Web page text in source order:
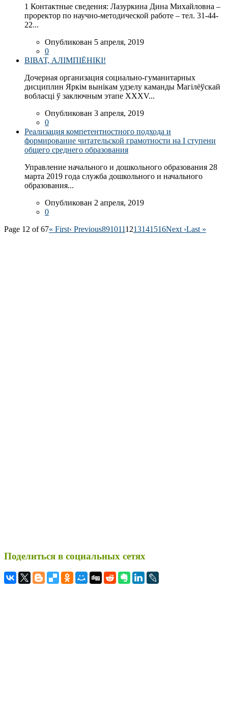
1 Контактные сведения: Лазуркина Дина Михайловна –
проректор по научно-методической работе – тел. 31-44-
22...
Опубликован 5 апреля, 2019
0
ВІВАТ, АЛІМПІЁНІКІ!
Дочерная организация социально-гуманитарных
дисциплин Яркім вынікам удзелу каманды Магілёўскай
вобласці ў заключным этапе XXXV...
Опубликован 3 апреля, 2019
0
Реализация компетентностного подхода и
формирование читательской грамотности на I ступени
общего среднего образования
Управление начального и дошкольного образования 28
марта 2019 года служба дошкольного и начального
образования...
Опубликован 2 апреля, 2019
0
Page 12 of 67« First‹ Previous8910111213141516Next ›Last »
Поделиться в социальных сетях